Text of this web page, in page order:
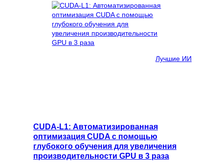
Лучшие ИИ
CUDA-L1: Автоматизированная
оптимизация CUDA с помощью
глубокого обучения для увеличения
производительности GPU в 3 раза